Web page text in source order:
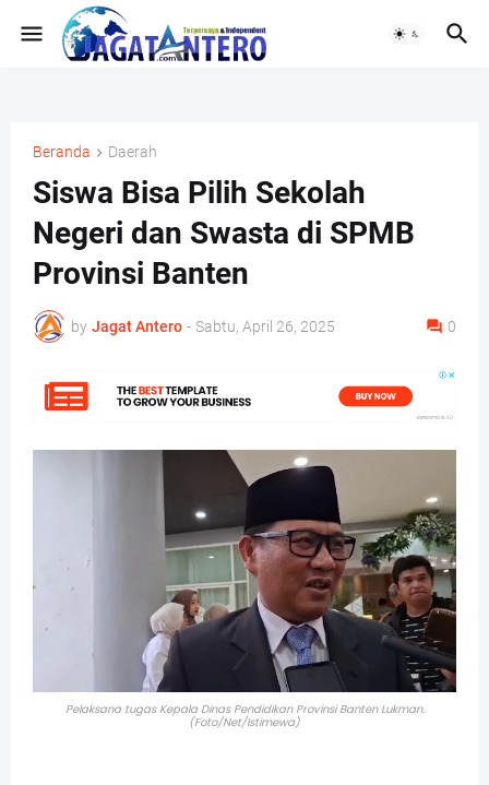
Beranda Daerah
Siswa Bisa Pilih Sekolah
Negeri dan Swasta di SPMB
Provinsi Banten
by Jagat Antero - Sabtu, April 26, 2025 0
Pelaksana tugas Kepala Dinas Pendidikan Provinsi Banten Lukman.
(Foto/Net/Istimewa)